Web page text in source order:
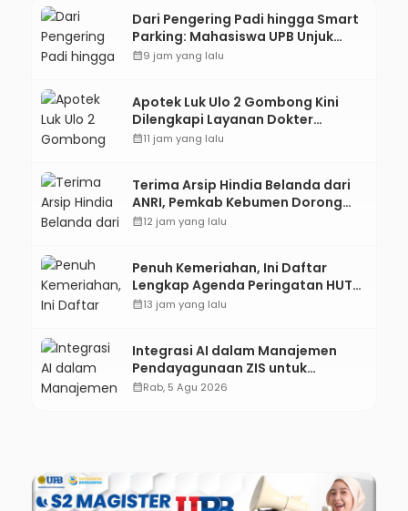
Dari Pengering Padi hingga Smart
Parking: Mahasiswa UPB Unjuk
Gigi Lewat Pameran CODEX 2
calendar_month9 jam yang lalu
Apotek Luk Ulo 2 Gombong Kini
Dilengkapi Layanan Dokter
Spesialis Anak
calendar_month11 jam yang lalu
Terima Arsip Hindia Belanda dari
ANRI, Pemkab Kebumen Dorong
Integrasi Sejarah, Geopark, dan
calendar_month12 jam yang lalu
Penuh Kemeriahan, Ini Daftar
Lengkap Agenda Peringatan HUT
ke-81 RI dan Hari Jadi ke-397
calendar_month13 jam yang lalu
Integrasi AI dalam Manajemen
Pendayagunaan ZIS untuk
Mendukung Realisasi IKAL
calendar_monthRab, 5 Agu 2026